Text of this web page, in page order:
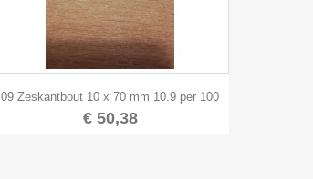

09 Zeskantbout 10 x 70 mm 10.9 per 100
€ 50,38